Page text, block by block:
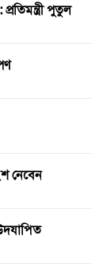
পুতুল
নেবেন